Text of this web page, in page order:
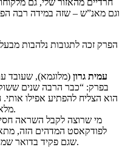
חרדיים מהאזור שלי, גם
וגם מאנ”ש – שזה במידה רבה
הפרק זכה לתגובות נלהבות
עמית גרון (מלוגמא), שעובד
בפרק: “כבר הרבה שנים
הוא הצליח להפתיע אפילו אותי.
מלאים וגדושים בחסידות באופן הכי מתקבל.
מי שרוצה לקבל השראה
לפודקאסט המדהים הזה,
שגם פקיד בדואר שמנהל משק בית נחשב בעל עסק לכל דבר).